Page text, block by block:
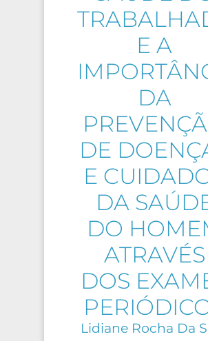
E A
DA
DE
E
DA
DO
ATRAVÉS
DOS
Lidiane Rocha Da